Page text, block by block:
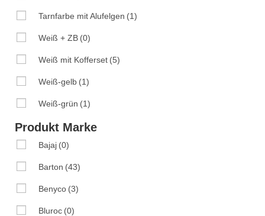
Tarnfarbe mit Alufelgen (1)
Weiß + ZB (0)
Weiß mit Kofferset (5)
Weiß-gelb (1)
Weiß-grün (1)
Produkt Marke
Bajaj (0)
Barton (43)
Benyco (3)
Bluroc (0)